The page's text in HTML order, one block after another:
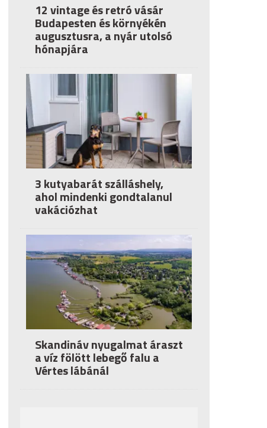
12 vintage és retró vásár
Budapesten és környékén
augusztusra, a nyár utolsó
hónapjára
3 kutyabarát szálláshely,
ahol mindenki gondtalanul
vakációzhat
Skandináv nyugalmat áraszt
a víz fölött lebegő falu a
Vértes lábánál